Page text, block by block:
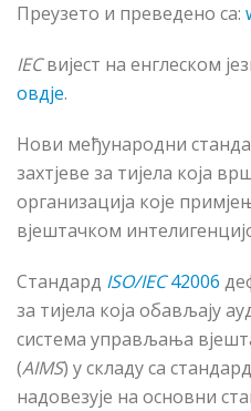
Преузето и преведено са:
IEC вијест на енглеском
овдје.
Нови међународни
захтјеве за тијела која
организација које
вјештачком
Стандард ISO/IEC 42006
за тијела која обављају
система управљања
(AIMS) у складу са
надовезује на основни